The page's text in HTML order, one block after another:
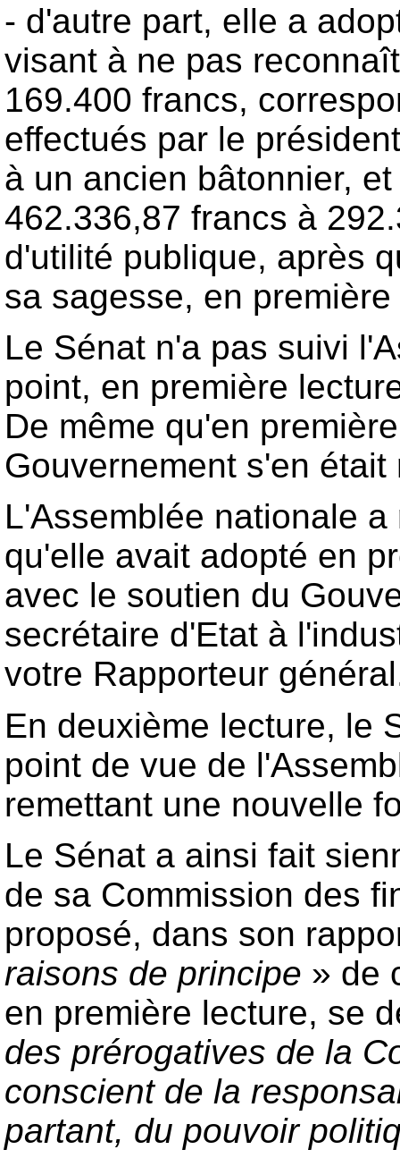
- d'autre part, elle a
visant à ne pas
169.400 francs,
effectués par le
à un ancien bâtonnier,
462.336,87 francs à
d'utilité publique, après
sa sagesse, en
Le Sénat n'a pas suivi
point, en première
De même qu'en
Gouvernement s'en
L'Assemblée nationale
qu'elle avait adopté en
avec le soutien du
secrétaire d'Etat à
votre Rapporteur
En deuxième lecture, le
point de vue de
remettant une nouvelle
Le Sénat a ainsi fait
de sa Commission des
proposé, dans son
raisons de principe » de
en première lecture, se
des prérogatives de la
conscient de la
partant, du pouvoir